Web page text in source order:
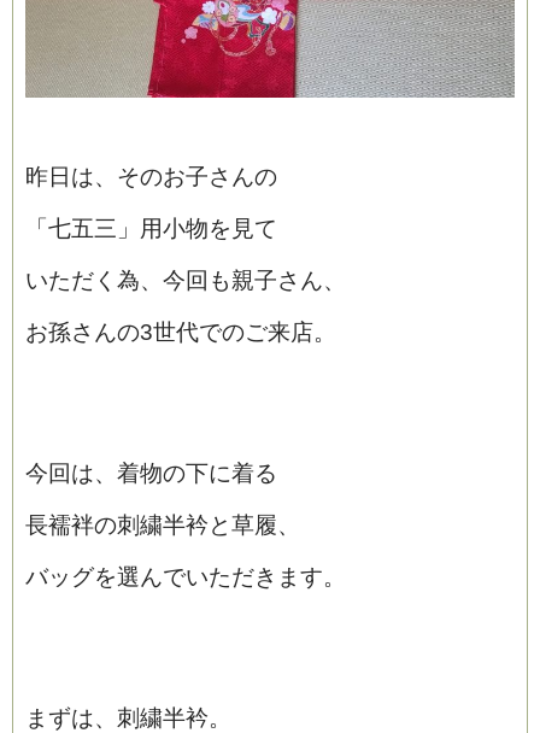
昨日は、そのお子さんの
「七五三」用小物を見て
いただく為、今回も親子さん、
お孫さんの3世代でのご来店。
今回は、着物の下に着る
長襦袢の刺繍半衿と草履、
バッグを選んでいただきます。
まずは、刺繍半衿。